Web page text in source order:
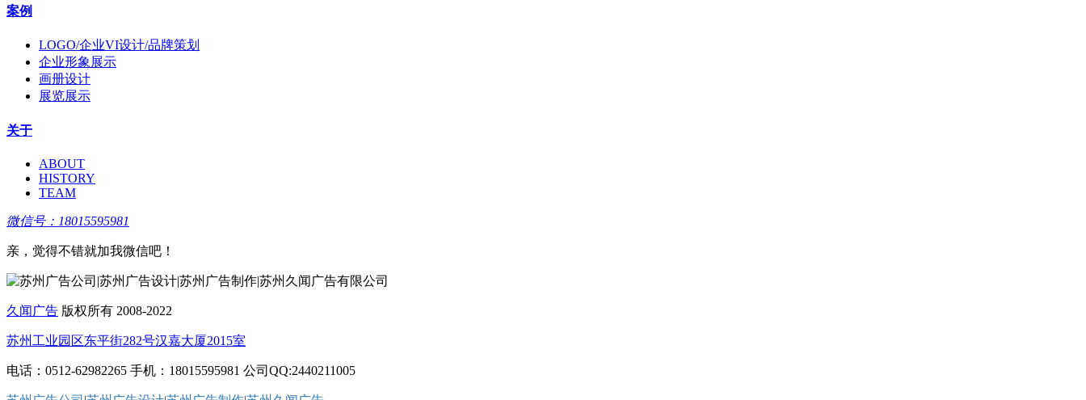
案例
LOGO/企业VI设计/品牌策划
企业形象展示
画册设计
展览展示
关于
ABOUT
HISTORY
TEAM
微信号：18015595981
亲，觉得不错就加我微信吧！
久闻广告 版权所有 2008-2022
苏州工业园区东平街282号汉嘉大厦2015室
电话：0512-62982265 手机：18015595981 公司QQ:2440211005